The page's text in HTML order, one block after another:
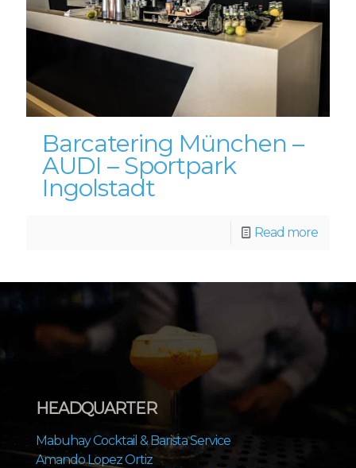
Barcatering München –
AUDI – Sportpark
Ingolstadt
Read more
HEADQUARTER
Mabuhay Cocktail & Barista Service
Amando Lopez Ortiz